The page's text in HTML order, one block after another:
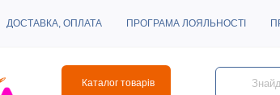
ДОСТАВКА, ОПЛАТА ПРОГРАМА ЛОЯЛЬНОСТІ
Каталог товарів